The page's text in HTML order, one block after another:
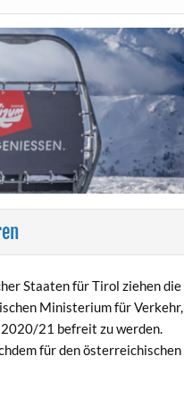
Staaten für Tirol ziehen die
Ministerium für Verkehr,
21 befreit zu werden.
für den österreichischen